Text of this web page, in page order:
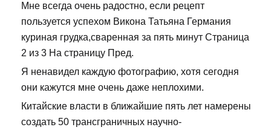
Мне всегда очень радостно, если рецепт
пользуется успехом Викона Татьяна Германия
куриная грудка,сваренная за пять минут Страница
2 из 3 На страницу Пред.
Я ненавидел каждую фотографию, хотя сегодня
они кажутся мне очень даже неплохими.
Китайские власти в ближайшие пять лет намерены
создать 50 трансграничных научно-